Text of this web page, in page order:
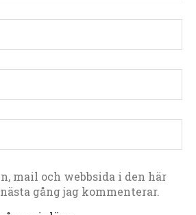
mail och webbsida i den här
gång jag kommenterar.